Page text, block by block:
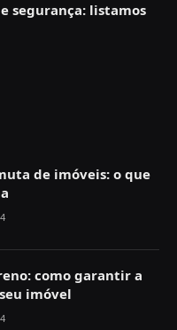
segurança: listamos
de imóveis: o que
como garantir a
imóvel